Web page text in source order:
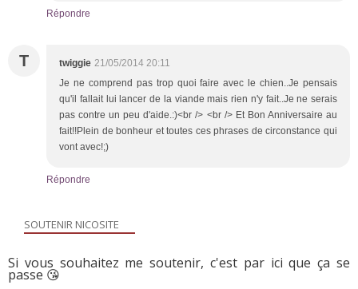
Répondre
T twiggie 21/05/2014 20:11
Je ne comprend pas trop quoi faire avec le chien..Je pensais
qu'il fallait lui lancer de la viande mais rien n'y fait..Je ne serais
pas contre un peu d'aide.:)<br /> <br /> Et Bon Anniversaire au
fait!!Plein de bonheur et toutes ces phrases de circonstance qui
vont avec!;)
Répondre
SOUTENIR NICOSITE
Si vous souhaitez me soutenir, c'est par ici que ça se
passe 😘